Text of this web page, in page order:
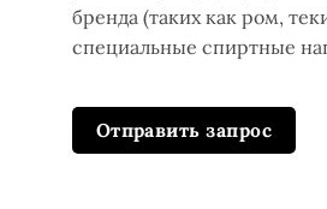
бренда (таких как ром,
специальные спиртные
Отправить запрос